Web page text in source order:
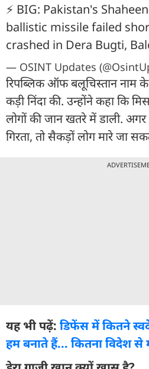
⚡ BIG: Pakistan's
ballistic missile failed
crashed in Dera Bugti,
— OSINT Updates
रिपब्लिक ऑफ बलूचिस्तान नाम
कड़ी निंदा की. उन्होंने कहा कि
लोगों की जान खतरे में डाली.
गिरता, तो सैकड़ों लोग मारे जा
यह भी पढ़ें: डिफेंस में कितने
हम बनाते हैं... कितना विदेश